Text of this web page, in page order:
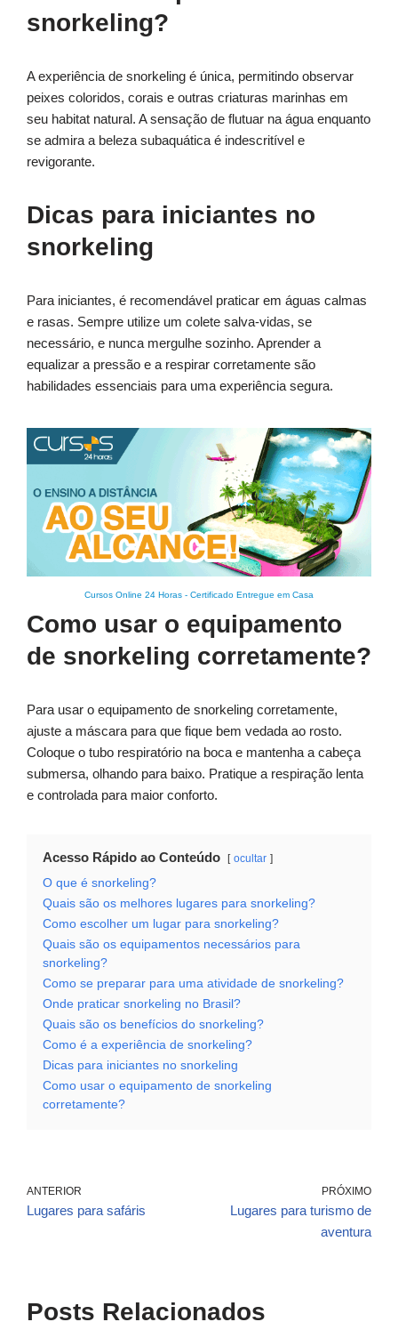
snorkeling?
A experiência de snorkeling é única, permitindo observar
peixes coloridos, corais e outras criaturas marinhas em
seu habitat natural. A sensação de flutuar na água enquanto
se admira a beleza subaquática é indescritível e
revigorante.
Dicas para iniciantes no
snorkeling
Para iniciantes, é recomendável praticar em águas calmas
e rasas. Sempre utilize um colete salva-vidas, se
necessário, e nunca mergulhe sozinho. Aprender a
equalizar a pressão e a respirar corretamente são
habilidades essenciais para uma experiência segura.
Cursos Online 24 Horas - Certificado Entregue em Casa
Como usar o equipamento
de snorkeling corretamente?
Para usar o equipamento de snorkeling corretamente,
ajuste a máscara para que fique bem vedada ao rosto.
Coloque o tubo respiratório na boca e mantenha a cabeça
submersa, olhando para baixo. Pratique a respiração lenta
e controlada para maior conforto.
Acesso Rápido ao Conteúdo ocultar
O que é snorkeling?
Quais são os melhores lugares para snorkeling?
Como escolher um lugar para snorkeling?
Quais são os equipamentos necessários para
snorkeling?
Como se preparar para uma atividade de snorkeling?
Onde praticar snorkeling no Brasil?
Quais são os benefícios do snorkeling?
Como é a experiência de snorkeling?
Dicas para iniciantes no snorkeling
Como usar o equipamento de snorkeling
corretamente?
ANTERIOR
Lugares para safáris
PRÓXIMO
Lugares para turismo de
aventura
Posts Relacionados